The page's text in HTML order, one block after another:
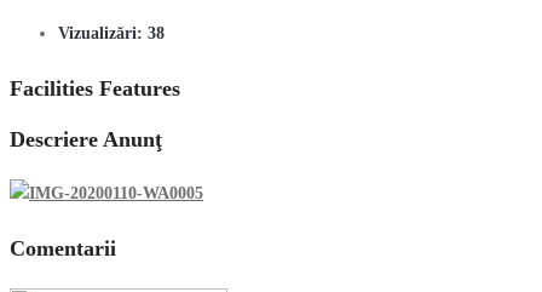
Vizualizări: 38
Facilities Features
Descriere Anunţ
Comentarii